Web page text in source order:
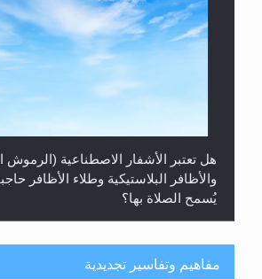
هل تعتبر الأشفار الاصطناعية (الرموش
والأظافر البلاستيكية وطلاء الأظافر
يُسمح الصلاة بها؟
مفاهيم وتفاسير تجديدية